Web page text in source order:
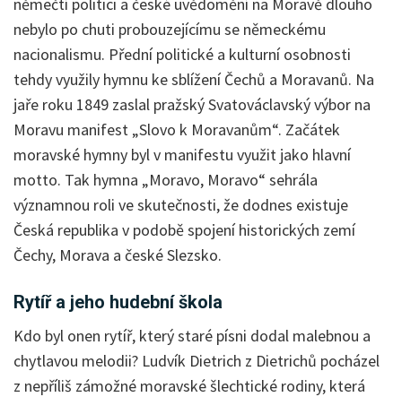
nebylo po chuti probouzejícímu se německému
nacionalismu. Přední politické a kulturní osobnosti
tehdy využily hymnu ke sblížení Čechů a Moravanů. Na
jaře roku 1849 zaslal pražský Svatováclavský výbor na
Moravu manifest „Slovo k Moravanům“. Začátek
moravské hymny byl v manifestu využit jako hlavní
motto. Tak hymna „Moravo, Moravo“ sehrála
významnou roli ve skutečnosti, že dodnes existuje
Česká republika v podobě spojení historických zemí
Čechy, Morava a české Slezsko.
Rytíř a jeho hudební škola
Kdo byl onen rytíř, který staré písni dodal malebnou a
chytlavou melodii? Ludvík Dietrich z Dietrichů pocházel
z nepříliš zámožné moravské šlechtické rodiny, která